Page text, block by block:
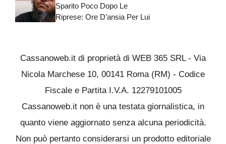
Sparito Poco Dopo Le
Riprese: Ore D’ansia Per Lui
Cassanoweb.it di proprietà di WEB 365 SRL - Via
Nicola Marchese 10, 00141 Roma (RM) - Codice
Fiscale e Partita I.V.A. 12279101005
Cassanoweb.it non è una testata giornalistica, in
quanto viene aggiornato senza alcuna periodicità.
Non può pertanto considerarsi un prodotto editoriale